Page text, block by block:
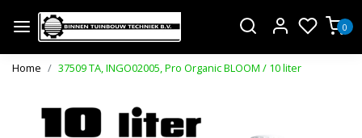
0
Home 37509 TA, INGO02005, Pro Organic BLOOM / 10 liter